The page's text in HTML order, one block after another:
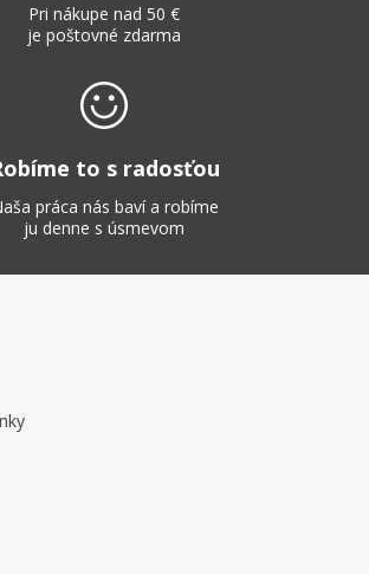
Pri nákupe nad 50 €
je poštovné zdarma
to s radosťou
práca nás baví a robíme
ju denne s úsmevom